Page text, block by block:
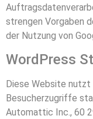
strengen Vorgaben
der Nutzung von
WordPress
Diese Website
Besucherzugriffe
Automattic Inc., 60